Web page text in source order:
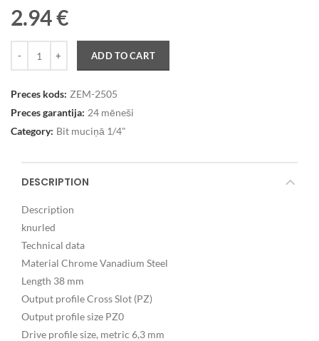
2.94€
ADD TO CART
Preces kods: ZEM-2505
Preces garantija: 24 mēneši
Category: Bit muciņā 1/4"
DESCRIPTION
Description
knurled
Technical data
Material Chrome Vanadium Steel
Length 38 mm
Output profile Cross Slot (PZ)
Output profile size PZ0
Drive profile size, metric 6,3 mm